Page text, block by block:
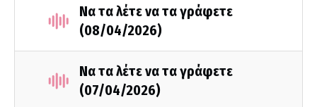
Να τα λέτε να τα γράφετε
(08/04/2026)
Να τα λέτε να τα γράφετε
(07/04/2026)